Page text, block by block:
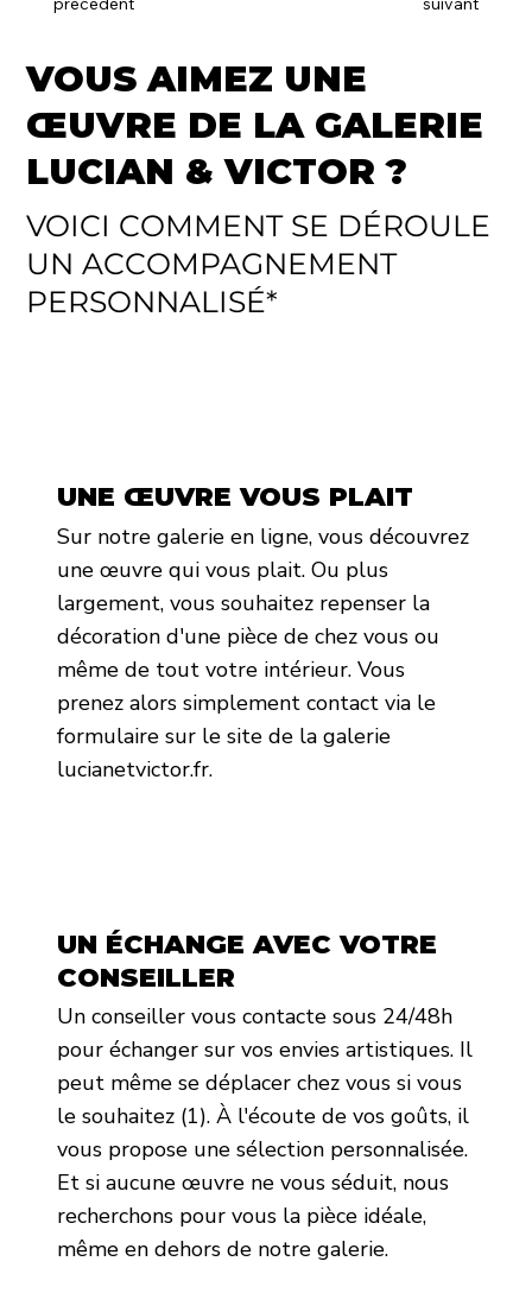
VOUS AIMEZ UNE
ŒUVRE DE LA GALERIE
LUCIAN & VICTOR ?
VOICI COMMENT SE DÉROULE
UN ACCOMPAGNEMENT
PERSONNALISÉ*
UNE ŒUVRE VOUS PLAIT
Sur notre galerie en ligne, vous découvrez
une œuvre qui vous plait. Ou plus
largement, vous souhaitez repenser la
décoration d'une pièce de chez vous ou
même de tout votre intérieur. Vous
prenez alors simplement contact via le
formulaire sur le site de la galerie
lucianetvictor.fr.
UN ÉCHANGE AVEC VOTRE
CONSEILLER
Un conseiller vous contacte sous 24/48h
pour échanger sur vos envies artistiques. Il
peut même se déplacer chez vous si vous
le souhaitez (1). À l'écoute de vos goûts, il
vous propose une sélection personnalisée.
Et si aucune œuvre ne vous séduit, nous
recherchons pour vous la pièce idéale,
même en dehors de notre galerie.